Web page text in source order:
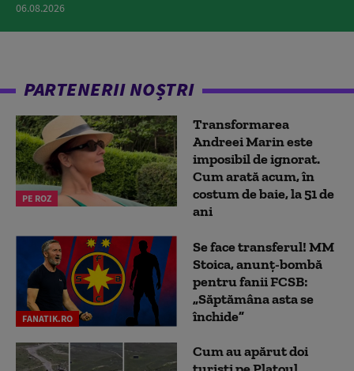
06.08.2026
PARTENERII NOȘTRI
PE ROZ
Transformarea
Andreei Marin este
imposibil de ignorat.
Cum arată acum, în
costum de baie, la 51 de
ani
FANATIK.RO
Se face transferul! MM
Stoica, anunț-bombă
pentru fanii FCSB:
„Săptămâna asta se
închide”
Cum au apărut doi